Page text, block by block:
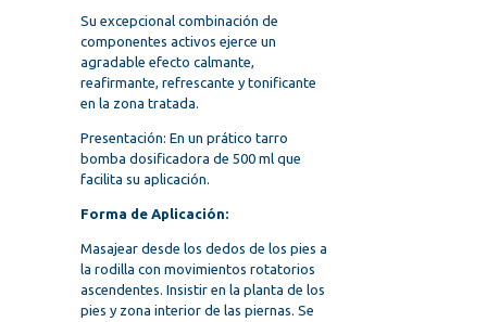
Su excepcional combinación de
componentes activos ejerce un
agradable efecto calmante,
reafirmante, refrescante y tonificante
en la zona tratada.
Presentación: En un prático tarro
bomba dosificadora de 500 ml que
facilita su aplicación.
Forma de Aplicación:
Masajear desde los dedos de los pies a
la rodilla con movimientos rotatorios
ascendentes. Insistir en la planta de los
pies y zona interior de las piernas. Se